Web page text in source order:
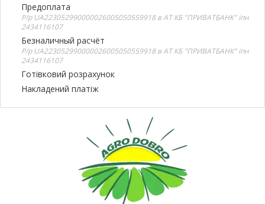
Предоплата
Р/р UA223052990000026005050559918 в АТ КБ "ПРИВАТБАНК" іпн
2434116107
Безналичный расчёт
Р/р UA223052990000026005050559918 в АТ КБ "ПРИВАТБАНК" іпн
2434116107
Готівковий розрахунок
Накладений платіж